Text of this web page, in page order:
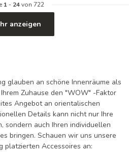
1- 24von 722
anzeigen
glauben an schöne Innenräume als
Zuhause den "WOW" -Faktor
Angebot an orientalischen
Details kann nicht nur Ihre
sondern auch Ihren individuellen
bringen. Schauen wir uns unsere
platzierten Accessoires an: